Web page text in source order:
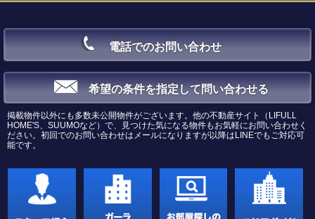
電話でのお問い合わせ
希望の条件を指定して問い合わせる
掲載物件以外にも多数未公開物件がございます。他の不動産サイト（LIFULL
HOME'S、SUUMOなど）で、見つけた気になる物件もお気軽にお問い合わせく
ださい。初回でのお問い合わせはメールになりますが以降はLINEでもご対応可
能です。